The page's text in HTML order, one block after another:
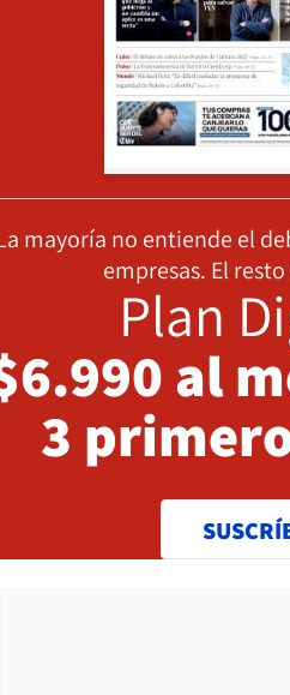
mayoría no entiende el
empresas. El
Plan
al
3